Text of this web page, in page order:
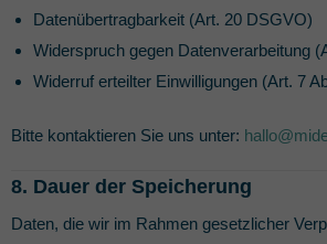
Datenübertragbarkeit (Art. 20 DSGVO)
Widerspruch gegen Datenverarbeitung
Widerruf erteilter Einwilligungen (Art. 7
Bitte kontaktieren Sie uns unter:
8. Dauer der Speicherung
Daten, die wir im Rahmen gesetzlicher